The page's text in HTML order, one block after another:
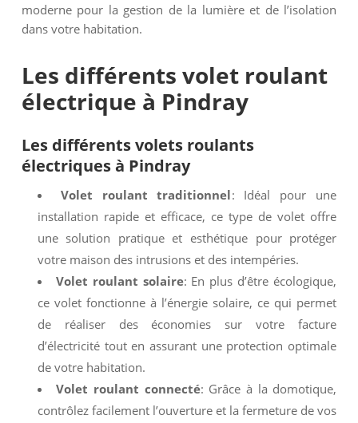
moderne pour la gestion de la lumière et de l’isolation
dans votre habitation.
Les différents volet roulant
électrique à Pindray
Les différentsvolets roulants
électriquesà Pindray
Volet roulant traditionnel: Idéal pour une
installation rapide et efficace, ce type de volet offre
une solution pratique et esthétique pour protéger
votre maison des intrusions et des intempéries.
Volet roulant solaire: En plus d’être écologique,
ce volet fonctionne à l’énergie solaire, ce qui permet
de réaliser des économies sur votre facture
d’électricité tout en assurant une protection optimale
de votre habitation.
Volet roulant connecté: Grâce à la domotique,
contrôlez facilement l’ouverture et la fermeture de vos